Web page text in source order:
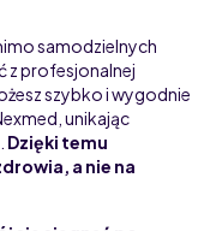
samodzielnych
z profesjonalnej
szybko i wygodnie
unikając
Dzięki temu
a nie na